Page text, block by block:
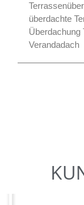
überdachte
Überdachung
Verandadach